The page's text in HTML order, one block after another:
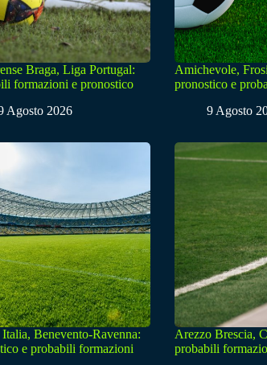
Braga, Liga Portugal:
formazioni e pronostico
Agosto 2026
Amichevole,
pronostico e
9 Agosto
Benevento-Ravenna:
e probabili formazioni
Arezzo Brescia,
probabili